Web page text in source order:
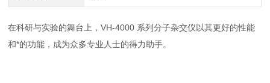
在科研与实验的舞台上，VH-4000 系列分子杂交仪以其更好的性能
和*的功能，成为众多专业人士的得力助手。